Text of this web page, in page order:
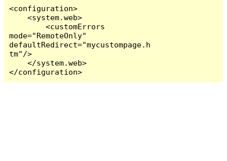
<configuration>
    <system.web>
        <customErrors
mode="RemoteOnly"
defaultRedirect="mycustompage.h
tm"/>
    </system.web>
</configuration>